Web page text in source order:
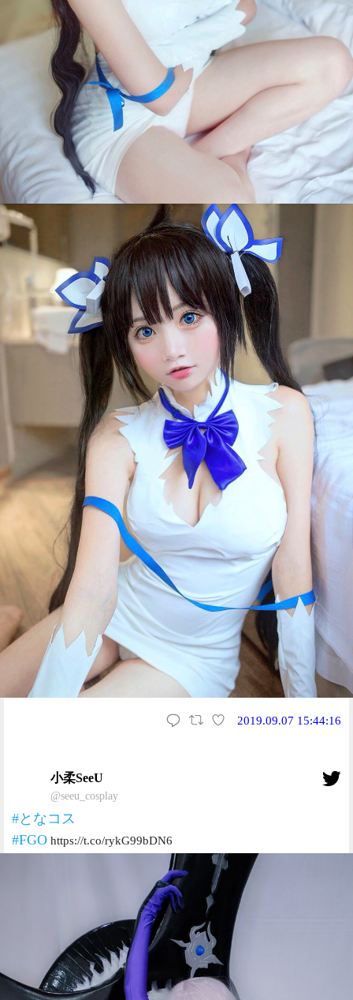
2019.09.07 15:44:16
小柔SeeU
@seeu_cosplay
#となコス
#FGO https://t.co/rykG99bDN6